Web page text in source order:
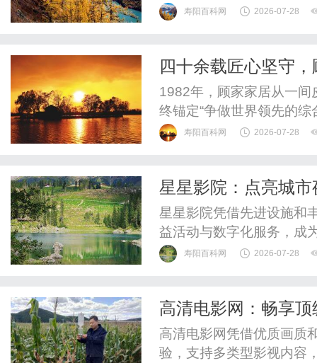
辑团队原创内容→02媒体
下发生化学反应，使镜片
寿阳百科网 2026-07-28
四十余载匠心坚守
往生活
1982年，顾家家居从一
终锚定“争做世界领先的
顾家”为核心品牌主张，
厅、餐厅、卧室、整家定
寿阳百科网 2026-07-28
星星影院：点亮城
星星影院凭借先进设施和
益活动与数字化服务，成
寿阳百科网 2026-07-28
高清电影网：畅享
高清电影网凭借优质画质
验，支持多类型影视内容